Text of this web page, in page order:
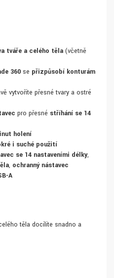
tváře a celého těla (včetně
360 se přizpůsobí konturám
vytvoříte přesné tvary a ostré
pro přesné stříhání se 14
holení
i suché použití
se 14 nastaveními délky,
, ochranný nástavec
A
těla docílíte snadno a